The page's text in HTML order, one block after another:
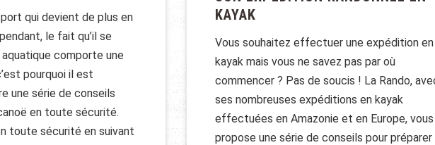
qui devient de plus en
le fait qu’il se
comporte une
pourquoi il est
une série de conseils
en toute sécurité.
toute sécurité en suivant
KAYAK
Vous souhaitez effectuer une expédition en
kayak mais vous ne savez pas par où
commencer ? Pas de soucis ! La Rando,
ses nombreuses expéditions en kayak
effectuées en Amazonie et en Europe, vous
propose une série de conseils pour préparer